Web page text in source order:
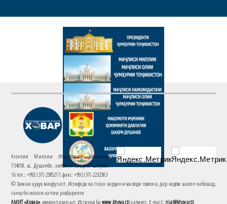
Агентии Миллии Иттилоотии Тоҷикистон
734018. ш. Душанбе, хиёбони Саъдии Шерозӣ,
16 тел.: +992 (37) 2385217, факс: +992 (37) 2232383
© Ҳамаи ҳуқуқ маҳфуз аст. Истифода ва паҳн кардани маводи сомона, дар кадом шакле набошад,
танҳо бо иҷозати хаттии роҳбарияти
АМИТ «Ховар» имконпазир аст. Истинод баwww.khovar.tjҳатмист. E-mail: niat@khovar.tj